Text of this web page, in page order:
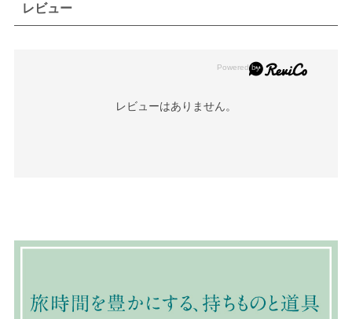
レビュー
レビューはありません。